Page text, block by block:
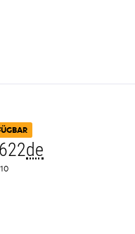
de